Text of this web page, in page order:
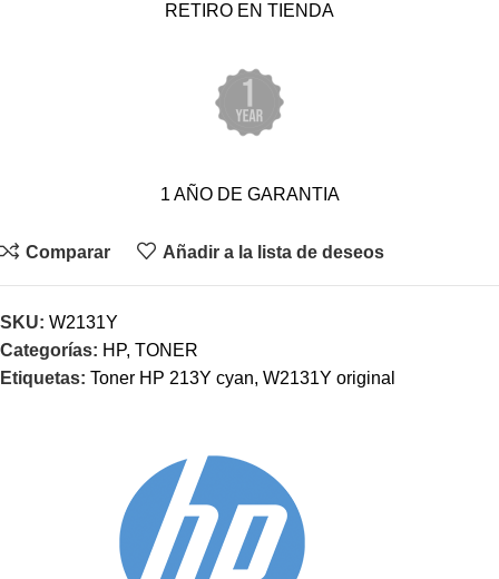
RETIRO EN TIENDA
1 AÑO DE GARANTIA
Comparar Añadir a la lista de deseos
SKU: W2131Y
Categorías: HP, TONER
Etiquetas: Toner HP 213Y cyan, W2131Y original